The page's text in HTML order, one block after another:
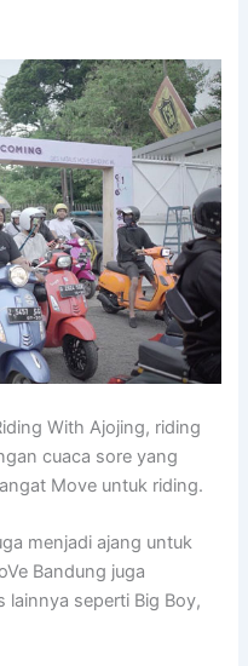
With Ajojing, riding
cuaca sore yang
Move untuk riding.
menjadi ajang untuk
Bandung juga
seperti Big Boy,